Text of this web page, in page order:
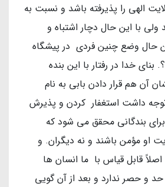
الهی را پذیرفته باشد و نسبت به
ولی با این حال دچار اشتباه و
حال وضع چنین فردی در پیشگاه
خدا در رفتار با این بنده
هم قرار دادن بابی به نام
داشت استغفار کردن و پذیرش
بندگانی محقق می شود که
او مؤمن باشند و نه دیگران. و
قابل قیاس با ما انسان ها
و حصر ندارد و بعد از آن گویی